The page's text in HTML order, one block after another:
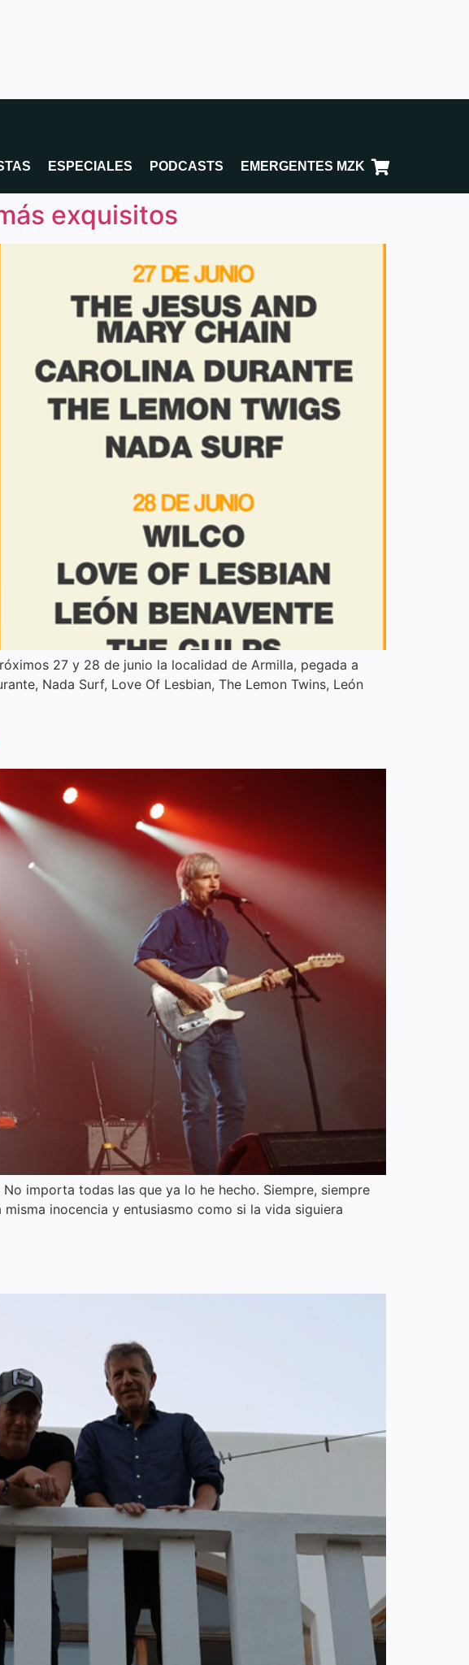
ESPECIALES PODCASTS EMERGENTES MZK
exquisitos
27 y 28 de junio la localidad de Armilla, pegada a
Nada Surf, Love Of Lesbian, The Lemon Twins, León
importa todas las que ya lo he hecho. Siempre, siempre
inocencia y entusiasmo como si la vida siguiera